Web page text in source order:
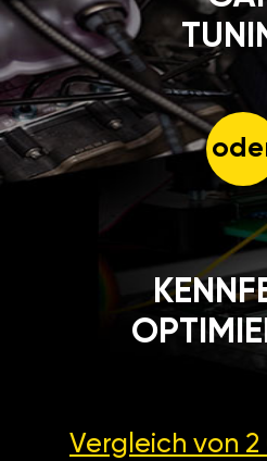
Vergleich von 2